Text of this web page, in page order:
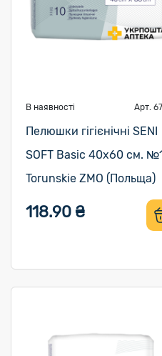
В наявності Арт.
Пелюшки гігієнічні SENI
SOFT Basic 40х60 см.
Torunskie ZMO (Польща)
118.90 ₴